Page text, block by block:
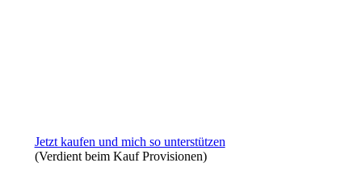
Jetzt kaufen und mich so unterstützen
(Verdient beim Kauf Provisionen)